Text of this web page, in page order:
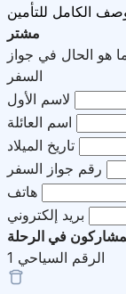
الكامل للتأمين
مشتر
هو الحال في جواز
السفر
لاسم الأول
اسم العائلة
تاريخ الميلاد
رقم جواز السفر
هاتف
بريد إلكتروني
في الرحلة
الرقم السياحي 1